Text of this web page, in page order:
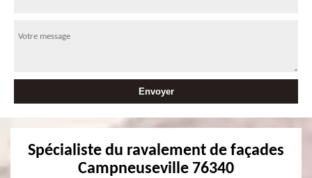
Spécialiste du ravalement de façades
Campneuseville 76340